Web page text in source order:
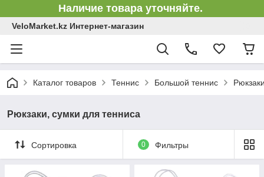
Наличие товара уточняйте.
VeloMarket.kz Интернет-магазин
Каталог товаров Теннис Большой теннис
Рюкзаки, сумки для тенниса
Сортировка 0 Фильтры